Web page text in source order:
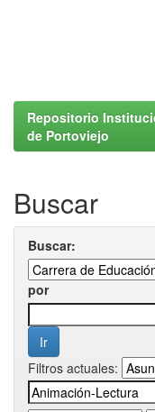
Repositorio
de Portoviejo
Buscar
Buscar:
por
Filtros actuales: